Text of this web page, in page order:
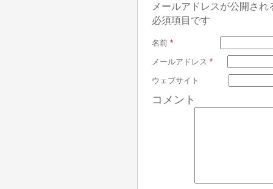
メールアドレスが公開さ
必須項目です
名前 *
メールアドレス *
ウェブサイト
コメント